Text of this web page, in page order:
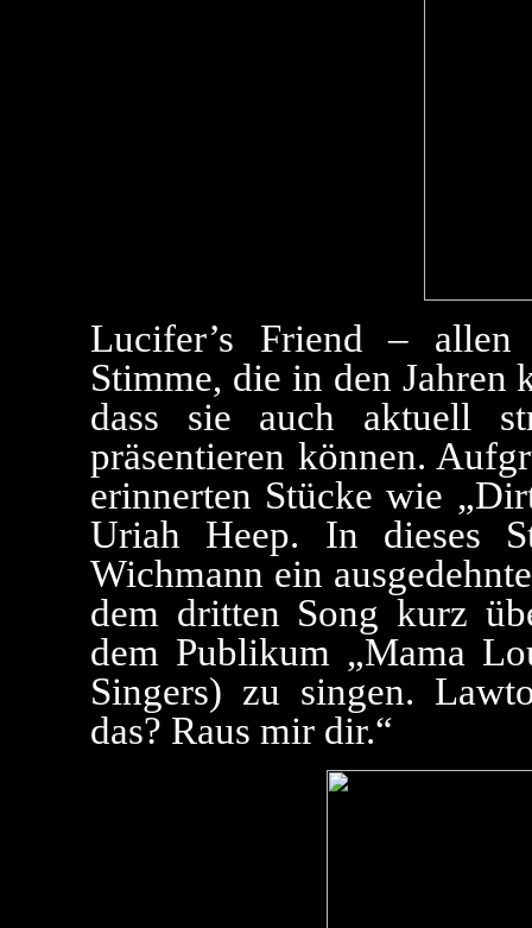
Lucifer’s Friend –
Stimme, die in den Jahren
dass sie auch aktuell
präsentieren können.
erinnerten Stücke wie
Uriah Heep. In dieses
Wichmann ein
dem dritten Song kurz
dem Publikum „Mama
Singers) zu singen.
das? Raus mir dir.“